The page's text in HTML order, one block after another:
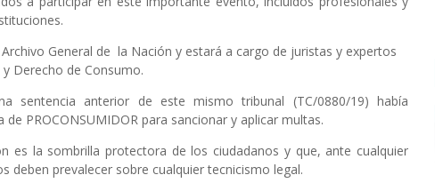
General de la Nación y estará a cargo de juristas y expertos
Derecho de Consumo.
sentencia anterior de este mismo tribunal (TC/0880/19) había
PROCONSUMIDOR para sancionar y aplicar multas.
es la sombrilla protectora de los ciudadanos y que, ante cualquier
deben prevalecer sobre cualquier tecnicismo legal.